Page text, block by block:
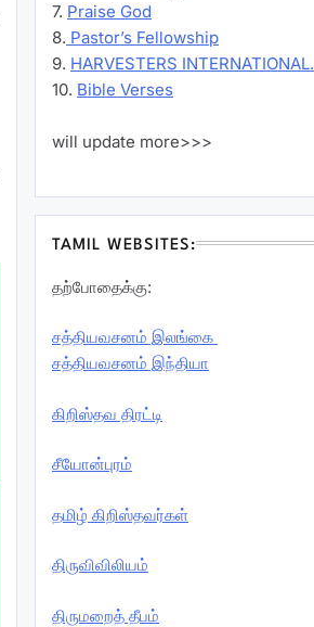
7. Praise God
8. Pastor’s Fellowship
9. HARVESTERS INTERNATIONAL.
10. Bible Verses
will update more>>>
TAMIL WEBSITES:
தற்போதைக்கு:
சத்தியவசனம் இலங்கை
சத்தியவசனம் இந்தியா
கிறிஸ்தவ திரட்டி
சீயோன்புரம்
தமிழ் கிறிஸ்தவர்கள்
திருவிவிலியம்
திருமறைத் தீபம்